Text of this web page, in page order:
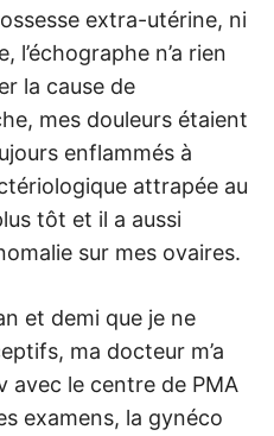
extra-utérine, ni
l’échographe n’a rien
la cause de
mes douleurs étaient
enflammés à
attrapée au
tôt et il a aussi
sur mes ovaires.
et demi que je ne
ma docteur m’a
avec le centre de PMA
examens, la gynéco